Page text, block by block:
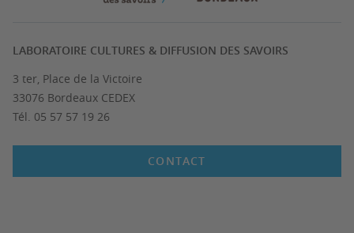
LABORATOIRE CULTURES & DIFFUSION DES SAVOIRS
3 ter, Place de la Victoire
33076 Bordeaux CEDEX
Tél. 05 57 57 19 26
CONTACT